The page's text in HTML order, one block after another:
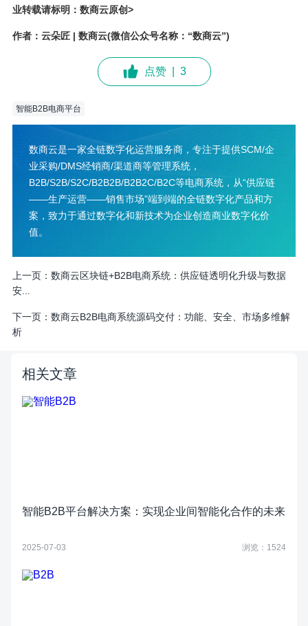
业转载请标明：数商云原创>
作者：云朵匠 | 数商云(微信公众号名称：“数商云”)
点赞 3
智能B2B电商平台
数商云是一家全链数字化运营服务商，专注于提供SCM/企
业采购/DMS经销商/渠道商等管理系统，
B2B/S2B/S2C/B2B2B/B2B2C/B2C等电商系统，从“供应链
——生产运营——销售市场”端到端的全链数字化产品和方
案，致力于通过数字化和新技术为企业创造商业数字化价
值。
上一页： 数商云区块链+B2B电商系统：供应链透明化升级与数据
安...
下一页： 数商云B2B电商系统源码交付：功能、安全、市场多维解
析
相关文章
智能B2B平台解决方案：实现企业间智能化合作的未来
2025-07-03 浏览：1524